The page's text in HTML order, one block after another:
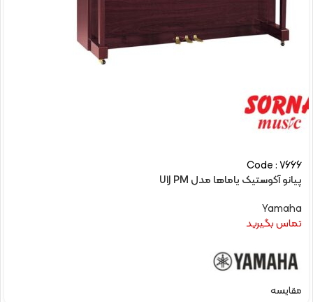
Code : 7666
پیانو آکوستیک یاماها مدل U1J PM
Yamaha
تماس بگیرید
مقایسه